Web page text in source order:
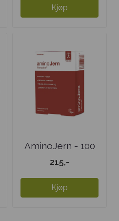
Kjøp
AminoJern - 100
tabletter
215,-
Kjøp